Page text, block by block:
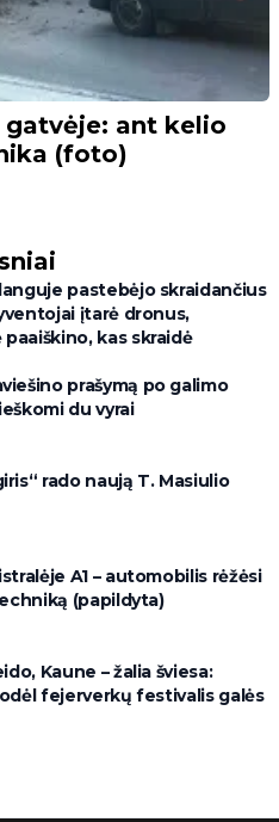
gatvėje: ant kelio
(foto)
pastebėjo skraidančius
įtarė dronus,
kas skraidė
prašymą po galimo
du vyrai
rado naują T. Masiulio
A1 – automobilis rėžėsi
(papildyta)
Kaune – žalia šviesa:
fejerverkų festivalis galės